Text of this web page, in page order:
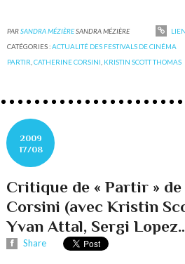
PARSANDRA MÉZIÈRESANDRA MÉZIÈRE
CATÉGORIES :ACTUALITÉ DES FESTIVALS DE CINÉMA
PARTIR ,CATHERINE CORSINI KRISTIN SCOTT THOMAS
2009
17/08
Critique de « Partir »
Corsini (avec Kristin
Yvan Attal, Sergi
Share